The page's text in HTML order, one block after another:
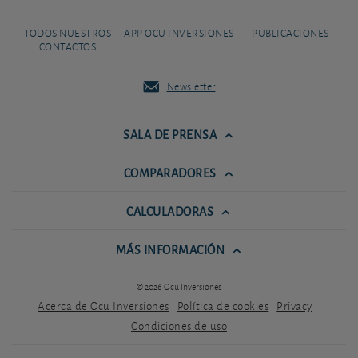
TODOS NUESTROS
CONTACTOS
APP OCU INVERSIONES PUBLICACIONES
Newsletter
SALA DE PRENSA
COMPARADORES
CALCULADORAS
MÁS INFORMACIÓN
© 2026 Ocu Inversiones
Acerca de Ocu Inversiones Política de cookies Privacy
Condiciones de uso